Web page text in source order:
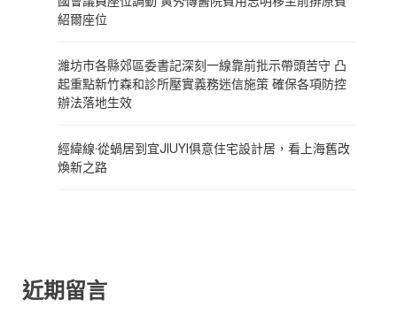
紹爾座位
濰坊市各縣郊區委書記深刻一線靠前批示帶頭苦守 凸
起重點新竹森和診所壓實義務迷信施策 確保各項防控
辦法落地生效
經緯線·從蝸居到宜JIUYI俱意住宅設計居，看上海舊改
煥新之路
近期留言